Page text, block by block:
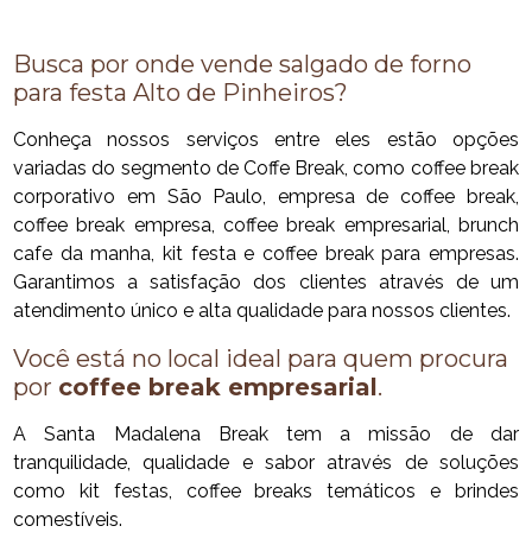
Busca por onde vende salgado de forno
para festa Alto de Pinheiros?
Conheça nossos serviços entre eles estão opções
variadas do segmento de Coffe Break, como coffee break
corporativo em São Paulo, empresa de coffee break,
coffee break empresa, coffee break empresarial, brunch
cafe da manha, kit festa e coffee break para empresas.
Garantimos a satisfação dos clientes através de um
atendimento único e alta qualidade para nossos clientes.
Você está no local ideal para quem procura
por coffee break empresarial.
A Santa Madalena Break tem a missão de dar
tranquilidade, qualidade e sabor através de soluções
como kit festas, coffee breaks temáticos e brindes
comestíveis.